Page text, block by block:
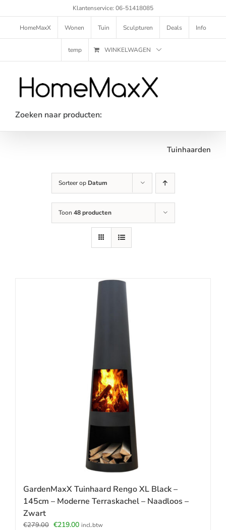
naar
inhoud
Klantenservice: 06-51418085
HomeMaxX Wonen Tuin Sculpturen Deals Info
temp WINKELWAGEN
Zoeken naar producten:
Tuinhaarden
Sorteer op Datum
Toon 48 producten
GardenMaxX Tuinhaard Rengo XL Black –
145cm – Moderne Terraskachel – Naadloos –
Zwart
€279.00 Oorspronkelijke
€219.00Huidige
incl.btw